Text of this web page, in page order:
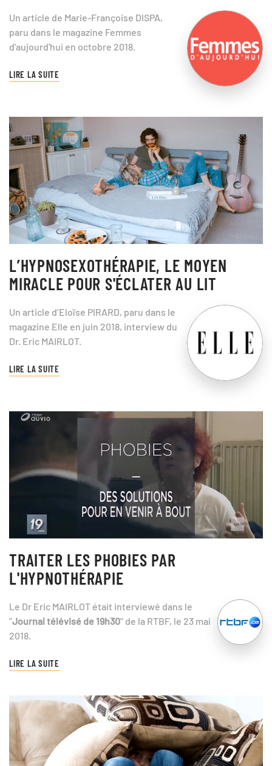
Un article de Marie-Françoise DISPA,
paru dans le magazine Femmes
d'aujourd'hui en octobre 2018.
LIRE LA SUITE
L’HYPNOSEXOTHÉRAPIE, LE MOYEN
MIRACLE POUR S'ÉCLATER AU LIT
Un article d’Eloïse PIRARD, paru dans le
magazine Elle en juin 2018, interview du
Dr. Eric MAIRLOT.
LIRE LA SUITE
TRAITER LES PHOBIES PAR
L'HYPNOTHÉRAPIE
Le Dr Eric MAIRLOT était interviewé dans le
"Journal télévisé de 19h30" de la RTBF, le 23 mai
2018.
LIRE LA SUITE